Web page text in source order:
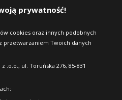
prywatność!
cookies oraz innych podobnych
przetwarzaniem Twoich danych
.o.o., ul. Toruńska 276, 85-831
(N0)
w 24opony.pl